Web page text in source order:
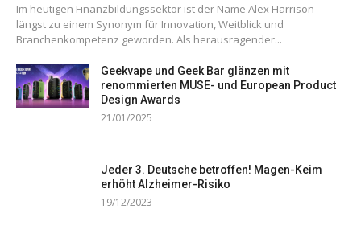
Im heutigen Finanzbildungssektor ist der Name Alex Harrison
längst zu einem Synonym für Innovation, Weitblick und
Branchenkompetenz geworden. Als herausragender...
Geekvape und Geek Bar glänzen mit
renommierten MUSE- und European Product
Design Awards
21/01/2025
Jeder 3. Deutsche betroffen! Magen-Keim
erhöht Alzheimer-Risiko
19/12/2023